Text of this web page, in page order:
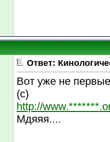
Ответ:
Вот уже не
(с)
http://
Мдяяя....